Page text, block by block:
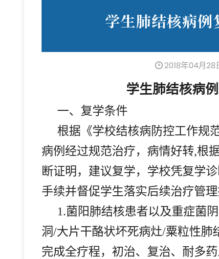
学生肺结核病例
2018年04月28
学生肺结核病
一、 复学条件
根据《学校结核病防控工作规
病例经过规范治疗，病情好转,根
断证明，建议复学，学校凭复学
手续并督促学生落实后续治疗管
1.菌阳肺结核患者以及重症菌
洞/大片干酪状坏死病灶/粟粒性肺
完成全疗程，初治、复治、耐多